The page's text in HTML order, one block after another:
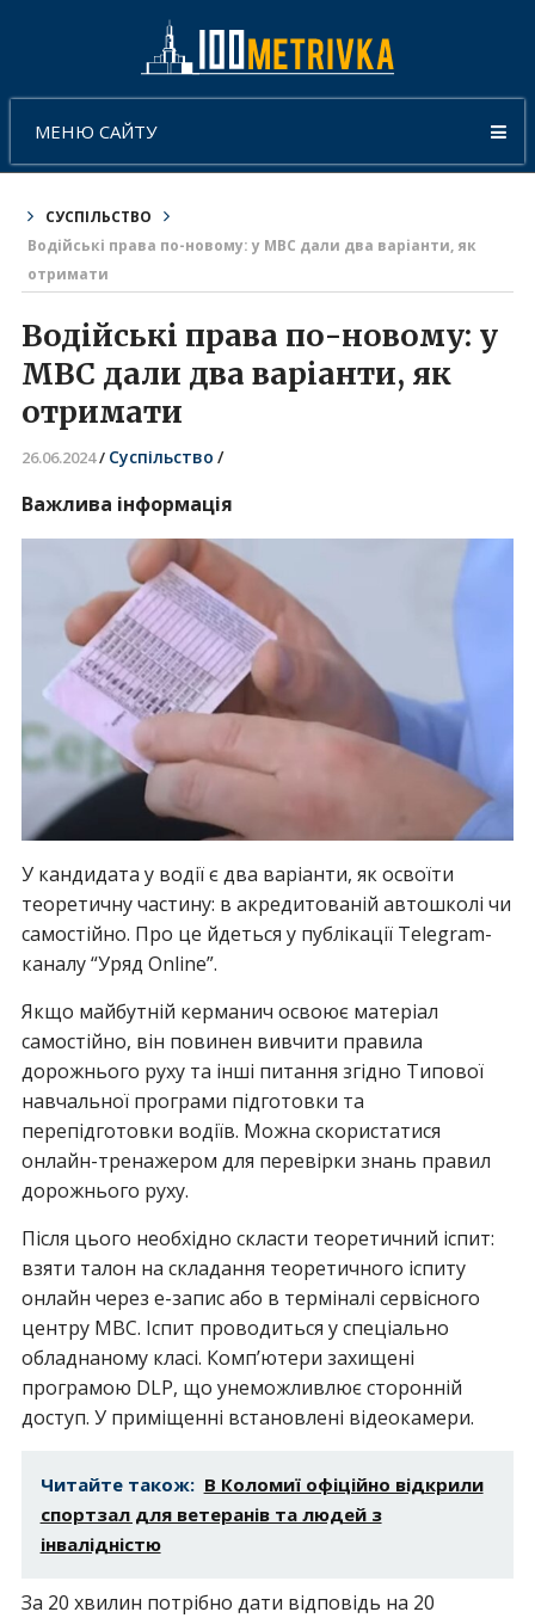
МЕНЮ САЙТУ
СУСПІЛЬСТВО
Водійські права по-новому: у МВС дали два варіанти, як
отримати
Водійські права по-новому: у
МВС дали два варіанти, як
отримати
26.06.2024/ Суспільство /
Важлива інформація
У кандидата у водії є два варіанти, як освоїти
теоретичну частину: в акредитованій автошколі чи
самостійно. Про це йдеться у публікації Telegram-
каналу “Уряд Online”.
Якщо майбутній керманич освоює матеріал
самостійно, він повинен вивчити правила
дорожнього руху та інші питання згідно Типової
навчальної програми підготовки та
перепідготовки водіїв. Можна скористатися
онлайн-тренажером для перевірки знань правил
дорожнього руху.
Після цього необхідно скласти теоретичний іспит:
взяти талон на складання теоретичного іспиту
онлайн через е-запис або в терміналі сервісного
центру МВС. Іспит проводиться у спеціально
обладнаному класі. Комп’ютери захищені
програмою DLP, що унеможливлює сторонній
доступ. У приміщенні встановлені відеокамери.
Читайте також: В Коломиї офіційно відкрили
спортзал для ветеранів та людей з
інвалідністю
За 20 хвилин потрібно дати відповідь на 20